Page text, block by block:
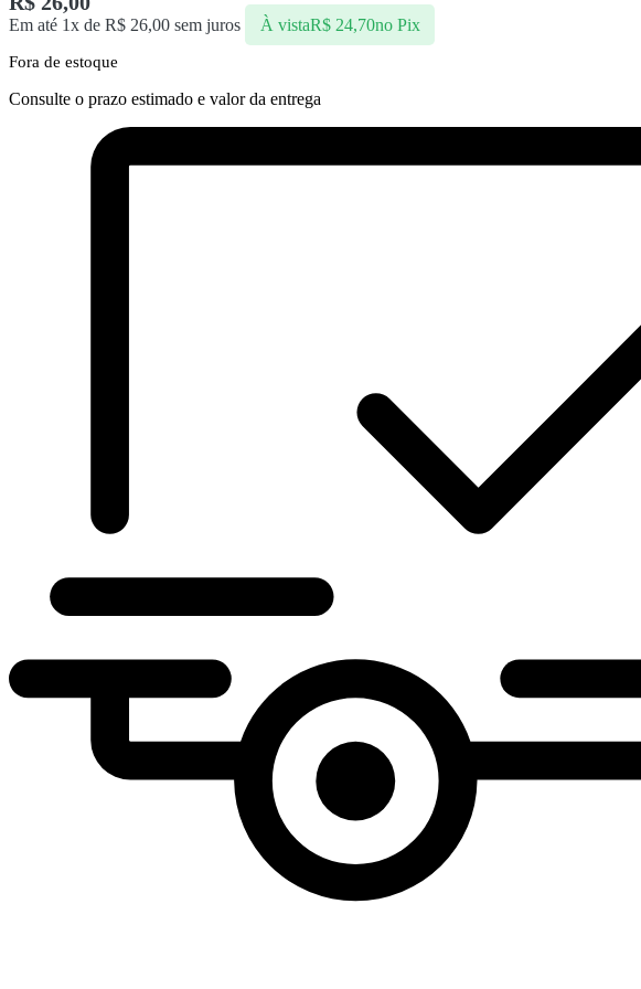
Em até 1x de R$ 26,00 sem juros À vistaR$24,70no Pix
Fora de estoque
Consulte o prazo estimado e valor da entrega